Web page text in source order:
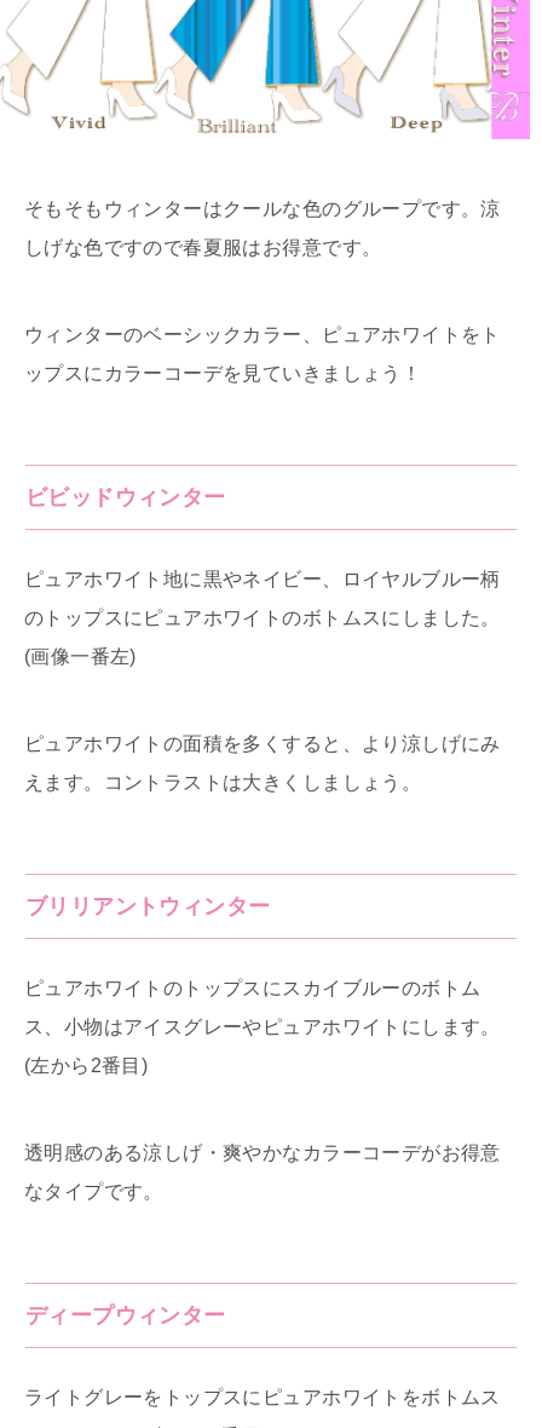
そもそもウィンターはクールな色のグループです。涼
しげな色ですので春夏服はお得意です。
ウィンターのベーシックカラー、ピュアホワイトをト
ップスにカラーコーデを見ていきましょう！
ビビッドウィンター
ピュアホワイト地に黒やネイビー、ロイヤルブルー柄
のトップスにピュアホワイトのボトムスにしました。
(画像一番左)
ピュアホワイトの面積を多くすると、より涼しげにみ
えます。コントラストは大きくしましょう。
ブリリアントウィンター
ピュアホワイトのトップスにスカイブルーのボトム
ス、小物はアイスグレーやピュアホワイトにします。
(左から2番目)
透明感のある涼しげ・爽やかなカラーコーデがお得意
なタイプです。
ディープウィンター
ライトグレーをトップスにピュアホワイトをボトムス